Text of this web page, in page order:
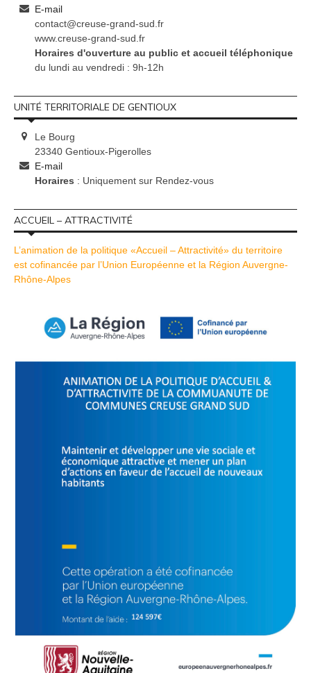
E-mail
contact@creuse-grand-sud.fr
www.creuse-grand-sud.fr
Horaires d'ouverture au public et accueil téléphonique
du lundi au vendredi : 9h-12h
UNITÉ TERRITORIALE DE GENTIOUX
Le Bourg
23340 Gentioux-Pigerolles
E-mail
Horaires : Uniquement sur Rendez-vous
ACCUEIL – ATTRACTIVITÉ
L’animation de la politique «Accueil – Attractivité» du territoire
est cofinancée par l’Union Européenne et la Région Auvergne-
Rhône-Alpes